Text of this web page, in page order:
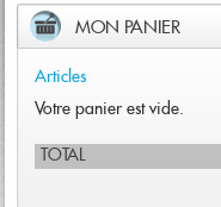
MON PANIER
Articles
Votre panier est vide.
TOTAL